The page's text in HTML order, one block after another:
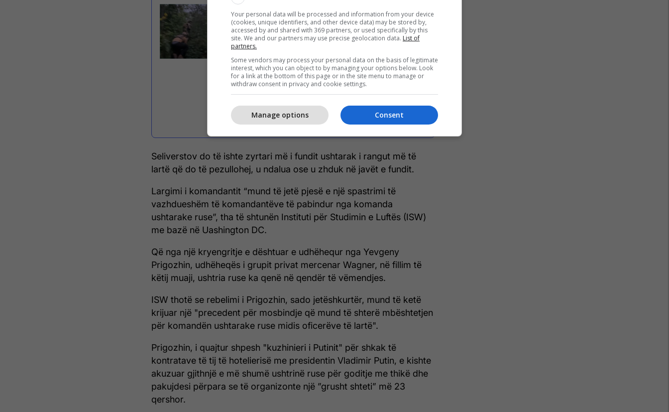
Fituan qasje në vijën e
frontit, momenti kur
gazetarët e Daily Mail u
gjenden përballë një sulmi
nga artileria ruse në
Ukrainë
Seliverstov do të ishte zyrtari më i fundit ushtarak i rangut më të
lartë që do të pezullohej, u ndalua ose u zhduk në javët e fundit.
Largimi i komandantit “mund të jetë pjesë e një spastrimi të
vazhdueshëm të komandantëve të pabindur nga komanda
ushtarake ruse”, tha të shtunën Instituti për Studimin e Luftës (ISW)
me bazë në Uashington DC.
Që nga një kryengritje e dështuar e udhëhequr nga Yevgeny
Prigozhin, udhëheqës i grupit privat mercenar Wagner, në fillim të
këtij muaji, ushtria ruse ka qenë në qendër të vëmendjes.
ISW thotë se rebelimi i Prigozhin, sado jetëshkurtër, mund të ketë
krijuar një "precedent për mosbindje që mund të shterë mbështetjen
për komandën ushtarake ruse midis oficerëve të lartë".
Prigozhin, i quajtur shpesh "kuzhinieri i Putinit" për shkak të
kontratave të tij të hotelierisë me presidentin Vladimir Putin, e kishte
akuzuar gjithnjë e më shumë ushtrinë ruse për goditje me thikë dhe
pakujdesi përpara se të organizonte një ”grusht shteti” më 23
qershor.
Your personal data will be processed and information from your device
(cookies, unique identifiers, and other device data) may be stored by,
accessed by and shared with 369 partners, or used specifically by this
site. We and our partners may use precise geolocation data. List of
partners.
Some vendors may process your personal data on the basis of legitimate
interest, which you can object to by managing your options below. Look
for a link at the bottom of this page or in the site menu to manage or
withdraw consent in privacy and cookie settings.
Consent
Manage options